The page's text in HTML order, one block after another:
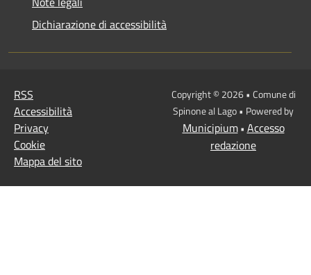
Dichiarazione di accessibilità
RSS
Accessibilità
Privacy
Cookie
Mappa del sito
Copyright © 2026 • Comune di
Spinone al Lago • Powered by
Municipium• Accesso
redazione